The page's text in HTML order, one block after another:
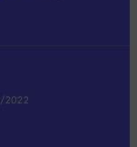
2022